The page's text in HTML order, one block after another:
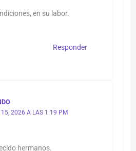
en su labor.
Responder
2026 A LAS 1:19 PM
hermanos.